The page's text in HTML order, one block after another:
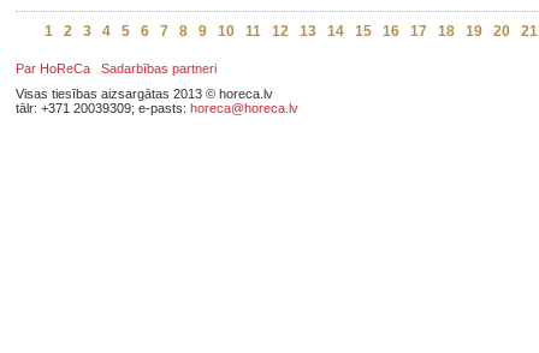
1 2 3 4 5 6 7 8 9 10 11 12 13 14 15 16 17 18 19 20 21
Par HoReCa
Sadarbības partneri
Visas tiesības aizsargātas 2013 © horeca.lv
tālr: +371 20039309; e-pasts: horeca@horeca.lv